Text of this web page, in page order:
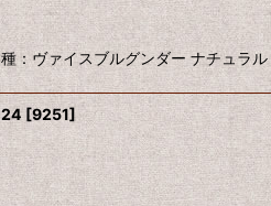
ヴァイスブルグンダー ナチュラ
[9251]